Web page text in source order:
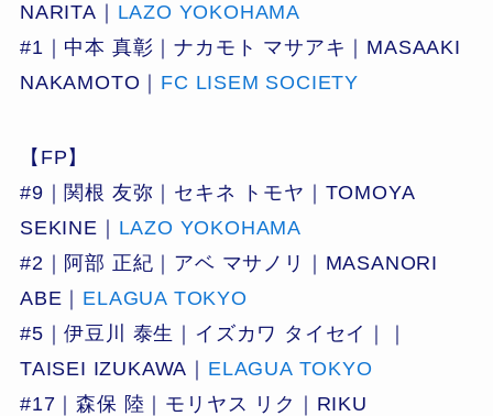
NARITA｜ LAZO YOKOHAMA
#1｜中本 真彰｜ナカモト マサアキ｜MASAAKI
NAKAMOTO｜ FC LISEM SOCIETY
【FP】
#9｜関根 友弥｜セキネ トモヤ｜TOMOYA
SEKINE｜ LAZO YOKOHAMA
#2｜阿部 正紀｜アベ マサノリ｜MASANORI
ABE｜ ELAGUA TOKYO
#5｜伊豆川 泰生｜イズカワ タイセイ｜｜
TAISEI IZUKAWA｜ ELAGUA TOKYO
#17｜森保 陸｜モリヤス リク｜RIKU